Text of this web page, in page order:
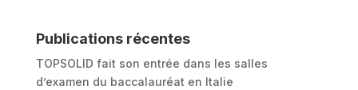
Publications récentes
TOPSOLID fait son entrée dans les salles
d’examen du baccalauréat en Italie